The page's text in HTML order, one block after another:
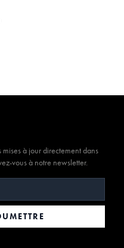
mises à jour directement dans
vous à notre newsletter.